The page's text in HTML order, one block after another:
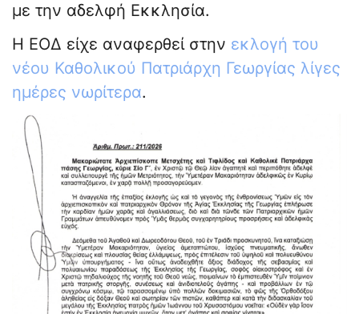
με την αδελφή Εκκλησία.
Η ΕΟΔ είχε αναφερθεί στην εκλογή του
νέου Καθολικού Πατριάρχη Γεωργίας λίγες
ημέρες νωρίτερα.